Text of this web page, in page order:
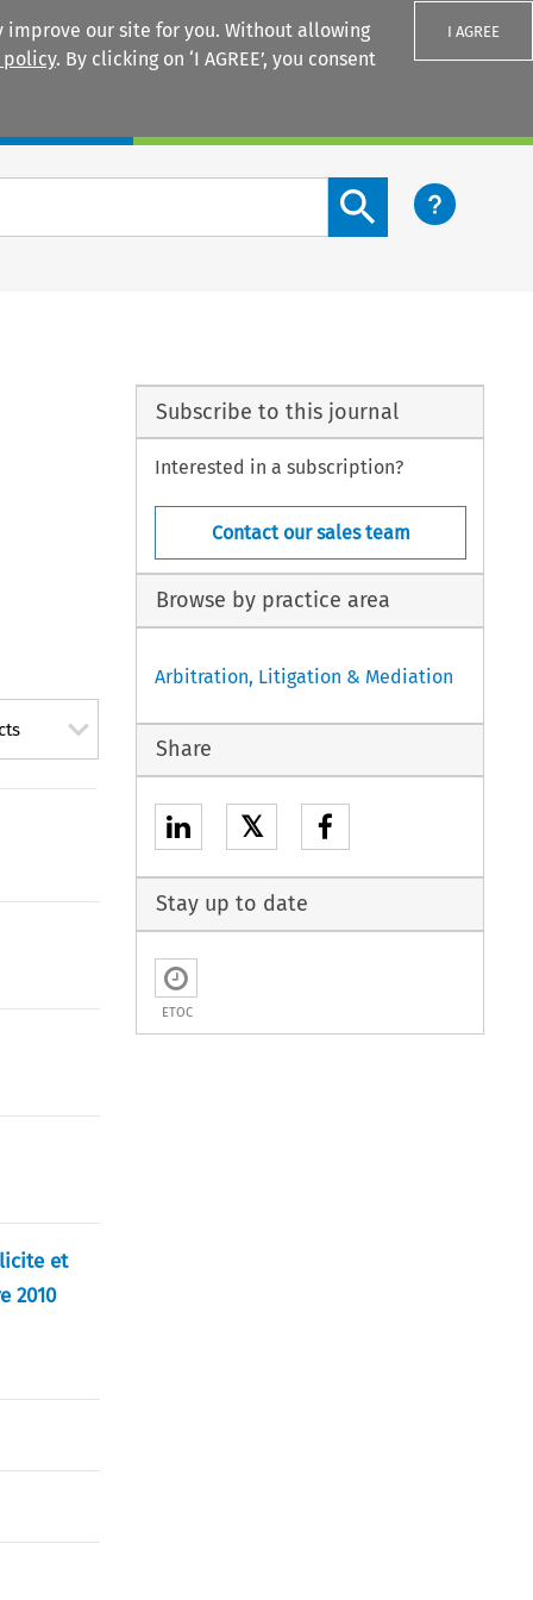
our site for you. Without allowing
policy. By clicking on ‘I AGREE’, you consent
I AGREE
Search content button
et
2010
Subscribe to this journal
Interested in a subscription?
Contact our sales team
Browse by practice area
Arbitration, Litigation & Mediation
Share
𝕏
Stay up to date
ETOC